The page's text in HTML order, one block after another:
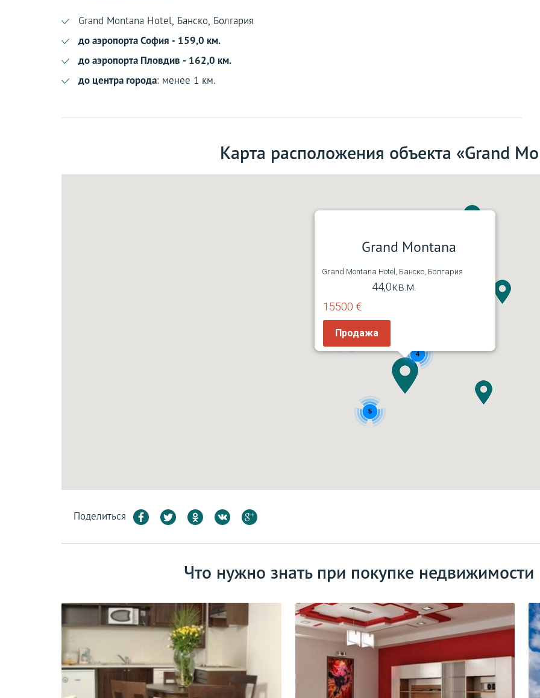
Grand Montana Hotel, Банско, Болгария
до аэропорта София - 159,0 км.
до аэропорта Пловдив - 162,0 км.
до центра города: менее 1 км.
Карта расположения объекта «Grand
4
4
3
5
Grand Montana
Grand Montana Hotel, Банско, Болгария
44,0кв.м.
15500 €
Продажа
Поделиться
Что нужно знать при покупке недвижимости